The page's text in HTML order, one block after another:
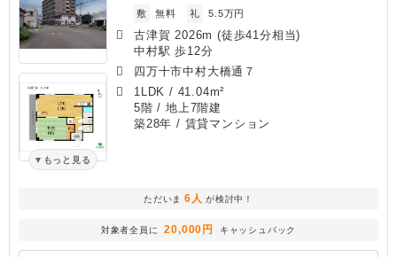
もっと見る
敷
無料 礼 5.5万円
古津賀 2026m (徒歩41分相当)
中村駅 歩12分
四万十市中村大橋通７
1LDK / 41.04m²
5階 / 地上7階建
築28年 / 賃貸マンション
ただいま 6人 が検討中！
対象者全員に 20,000円 キャッシュバック